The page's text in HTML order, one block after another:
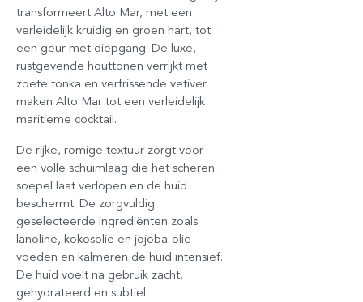
transformeert Alto Mar, met een
verleidelijk kruidig en groen hart, tot
een geur met diepgang. De luxe,
rustgevende houttonen verrijkt met
zoete tonka en verfrissende vetiver
maken Alto Mar tot een verleidelijk
maritieme cocktail.
De rijke, romige textuur zorgt voor
een volle schuimlaag die het scheren
soepel laat verlopen en de huid
beschermt. De zorgvuldig
geselecteerde ingrediënten zoals
lanoline, kokosolie en jojoba-olie
voeden en kalmeren de huid intensief.
De huid voelt na gebruik zacht,
gehydrateerd en subtiel